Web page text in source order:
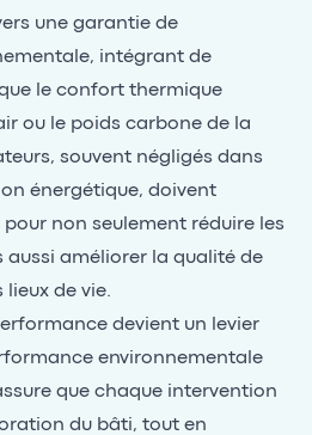
une garantie de
intégrant de
le confort thermique
ou le poids carbone de la
souvent négligés dans
énergétique, doivent
non seulement réduire les
améliorer la qualité de
de vie.
devient un levier
environnementale
que chaque intervention
du bâti, tout en